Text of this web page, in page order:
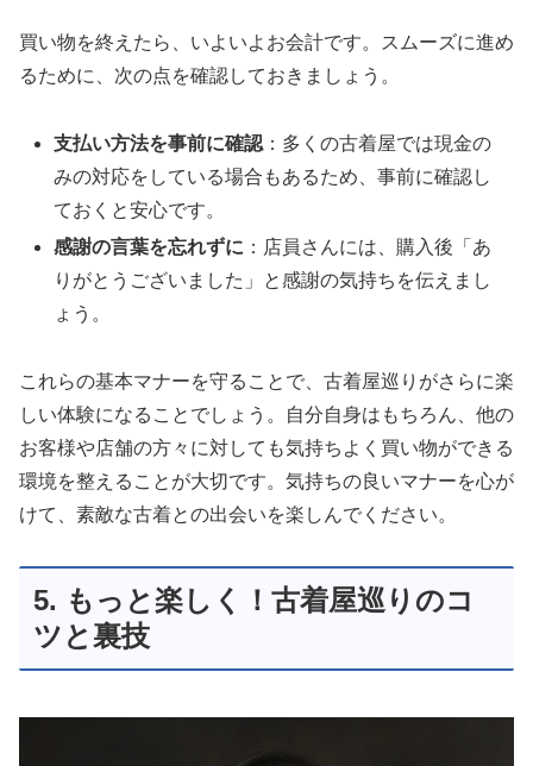
買い物を終えたら、いよいよお会計です。スムーズに進め
るために、次の点を確認しておきましょう。
支払い方法を事前に確認 ：多くの古着屋では現金の
みの対応をしている場合もあるため、事前に確認し
ておくと安心です。
感謝の言葉を忘れずに ：店員さんには、購入後「あ
りがとうございました」と感謝の気持ちを伝えまし
ょう。
これらの基本マナーを守ることで、古着屋巡りがさらに楽
しい体験になることでしょう。自分自身はもちろん、他の
お客様や店舗の方々に対しても気持ちよく買い物ができる
環境を整えることが大切です。気持ちの良いマナーを心が
けて、素敵な古着との出会いを楽しんでください。
5. もっと楽しく！古着屋巡りのコ
ツと裏技